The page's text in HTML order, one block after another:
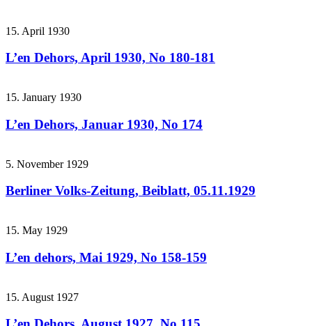
15. April 1930
L’en Dehors, April 1930, No 180-181
15. January 1930
L’en Dehors, Januar 1930, No 174
5. November 1929
Berliner Volks-Zeitung, Beiblatt, 05.11.1929
15. May 1929
L’en dehors, Mai 1929, No 158-159
15. August 1927